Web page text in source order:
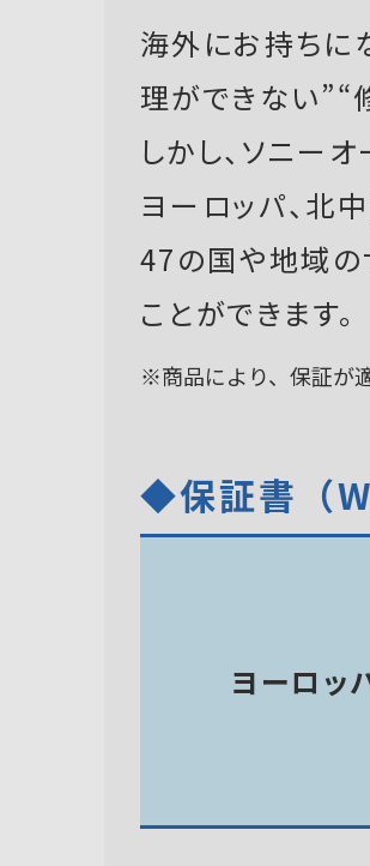
海外にお持ちに
理ができない”“
しかし、ソニー
ヨーロッパ、北
47の国や地域の
ことができます。
※商品により、保証が
◆保証書（
ヨーロッ